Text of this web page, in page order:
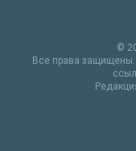
©
Все права